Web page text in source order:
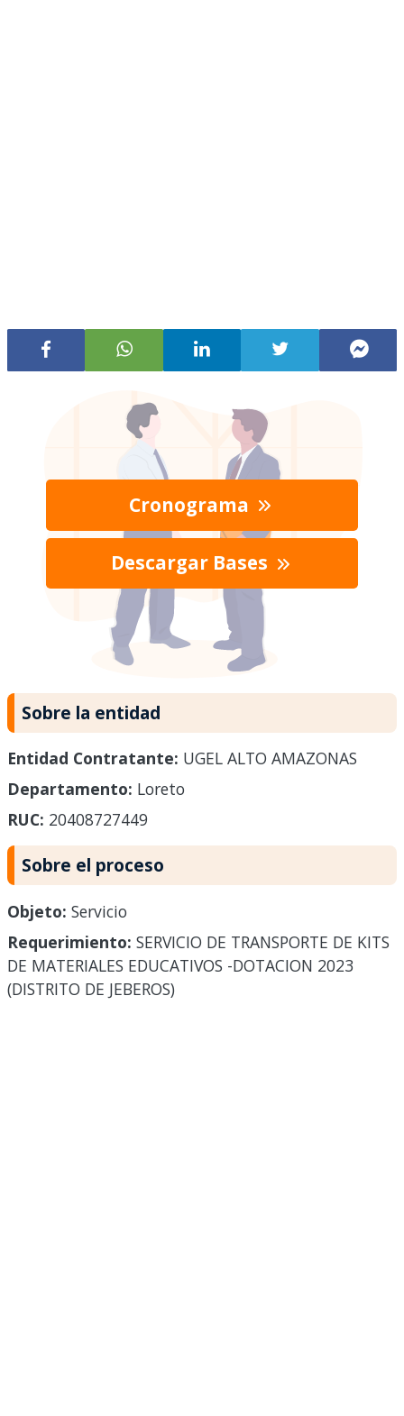
Cronograma
Descargar Bases
Sobre la entidad
Entidad Contratante: UGEL ALTO AMAZONAS
Departamento: Loreto
RUC: 20408727449
Sobre el proceso
Objeto: Servicio
Requerimiento: SERVICIO DE TRANSPORTE DE KITS
DE MATERIALES EDUCATIVOS -DOTACION 2023
(DISTRITO DE JEBEROS)